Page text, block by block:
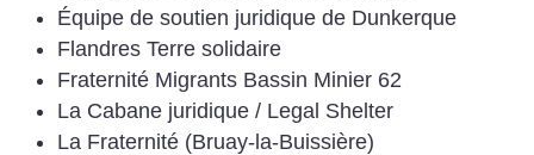
Équipe de soutien juridique de Dunkerque
Flandres Terre solidaire
Fraternité Migrants Bassin Minier 62
La Cabane juridique / Legal Shelter
La Fraternité (Bruay-la-Buissière)